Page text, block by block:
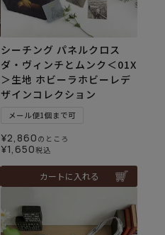
シーチング パネルクロス
ダ・ヴィンチとムンク＜01X
＞生地 ホビーラホビーレデ
ザインコレクション
メール便1個まで可
¥2,860 のところ
¥1,650税込
カートに入れる